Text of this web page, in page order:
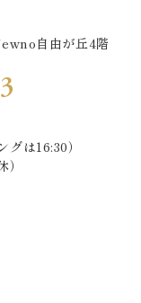
自由が丘4階
グは16:30）
）